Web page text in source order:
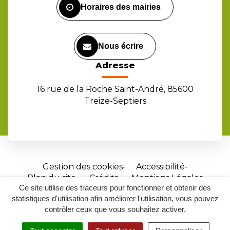
Ce site utilise des traceurs pour fonctionner et obtenir des
statistiques d'utilisation afin améliorer l'utilisation, vous pouvez
contrôler ceux que vous souhaitez activer.
Horaires des mairies
Nous écrire
Adresse
16 rue de la Roche Saint-André, 85600
Treize-Septiers
Gestion des cookies
Accessibilité
Plan du site
Crédits
Mentions Légales
Site
réalisé
par